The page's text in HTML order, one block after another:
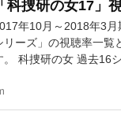
「科捜研の女17」
年10月～2018年3
リーズ」の視聴率一覧
。 科捜研の女 過去16